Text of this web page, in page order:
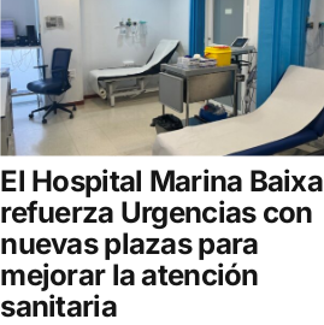
El Hospital Marina Baixa
refuerza Urgencias con
nuevas plazas para
mejorar la atención
sanitaria